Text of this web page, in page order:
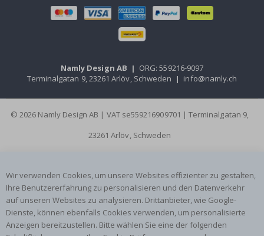
Namly Design AB | ORG: 559216-9097
Terminalgatan 9, 23261 Arlöv, Schweden | info@namly.ch
© 2026 Namly Design AB | VAT se559216909701 | Terminalgatan 9,
23261 Arlöv, Schweden
Wir verwenden Cookies, um unsere Websites effizienter zu gestalten,
Ihre Benutzererfahrung zu personalisieren und den Datenverkehr
auf unseren Websites zu analysieren. Drittanbieter, wie Google-
Dienste, können ebenfalls Cookies verwenden, um personalisierte
Anzeigen bereitzustellen. Bitte wählen Sie eine der folgenden